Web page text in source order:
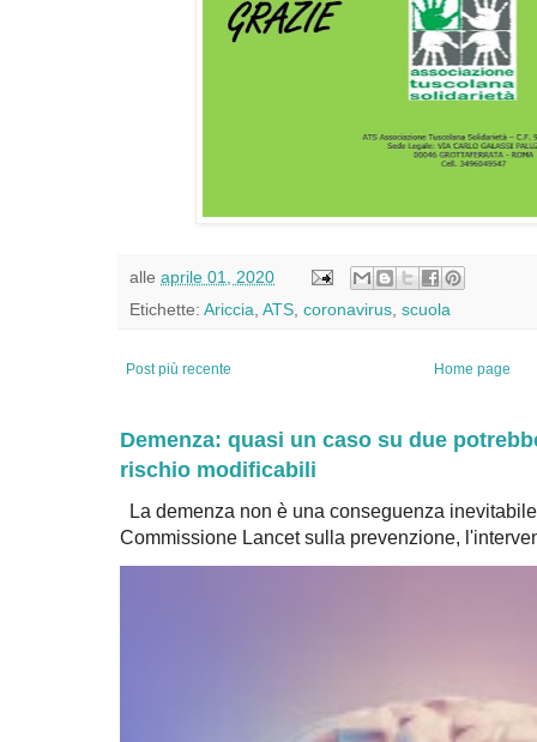
alle aprile 01, 2020
Etichette: Ariccia ATS coronavirus scuola
Post più recente Home page
Demenza: quasi un caso su due
rischio modificabili
La demenza non è una conseguenza
Commissione Lancet sulla prevenzione,